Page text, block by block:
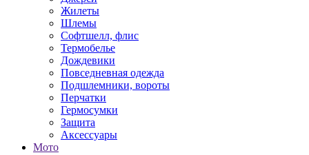
Жилеты
Шлемы
Софтшелл, флис
Термобелье
Дождевики
Повседневная одежда
Подшлемники, вороты
Перчатки
Гермосумки
Защита
Аксессуары
Мото